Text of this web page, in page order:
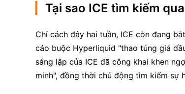
Tại sao ICE tìm kiếm
Chỉ cách đây hai tuần, ICE còn đang
cáo buộc Hyperliquid "thao túng giá
sáng lập của ICE đã công khai khen
minh", đồng thời chủ động tìm kiếm